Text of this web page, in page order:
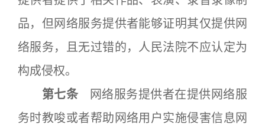
品，但网络服务提供者能够证明其仅提供网
络服务，且无过错的，人民法院不应认定为
构成侵权。
第七条 网络服务提供者在提供网络服
务时教唆或者帮助网络用户实施侵害信息网